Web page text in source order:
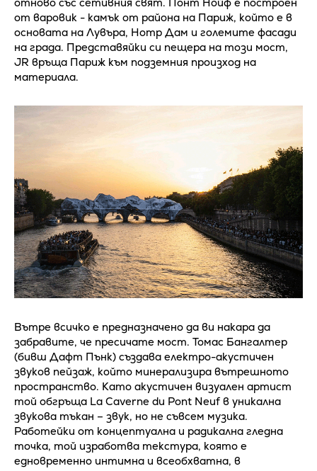
от варовик - камък от района на Париж, който е в
основата на Лувъра, Нотр Дам и големите фасади
на града. Представяйки си пещера на този мост,
JR връща Париж към подземния произход на
материала.
Вътре всичко е предназначено да ви накара да
забравите, че пресичате мост. Томас Бангалтер
(бивш Дафт Пънк) създава електро-акустичен
звуков пейзаж, който минерализира вътрешното
пространство. Като акустичен визуален артист
той обгръща La Caverne du Pont Neuf в уникална
звукова тъкан – звук, но не съвсем музика.
Работейки от концептуална и радикална гледна
точка, той изработва текстура, която е
едновременно интимна и всеобхватна, в